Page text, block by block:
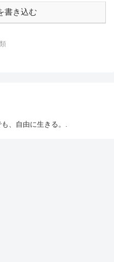
書き込む
、自由に生きる。.